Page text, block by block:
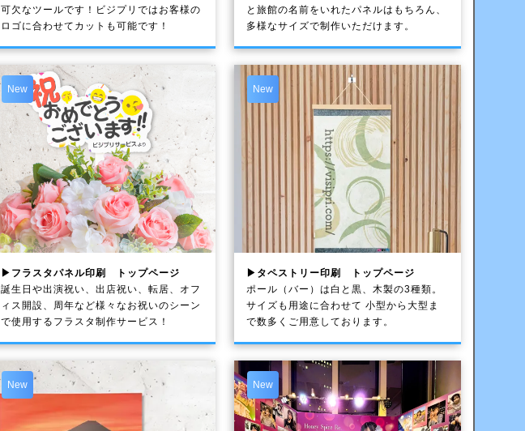
可欠なツールです！ビジプリではお客様の
ロゴに合わせてカットも可能です！
と旅館の名前をいれたパネルはもちろん、
多様なサイズで制作いただけます。
New
▶フラスタパネル印刷 トップページ
誕生日や出演祝い、出店祝い、転居、オフ
ィス開設、周年など様々なお祝いのシーン
で使用するフラスタ制作サービス！
New
▶タペストリー印刷 トップページ
ポール（バー）は白と黒、木製の3種類。
サイズも用途に合わせて 小型から大型ま
で数多くご用意しております。
New New